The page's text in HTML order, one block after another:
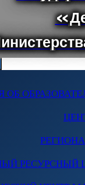
ОБ
РЕСУРСНЫЙ